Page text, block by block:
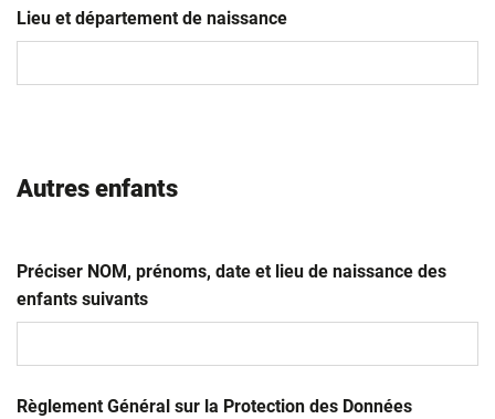
slash
MM
Lieu et département de naissance
Autres enfants
Préciser NOM, prénoms, date et lieu de naissance des
enfants suivants
Règlement Général sur la Protection des Données